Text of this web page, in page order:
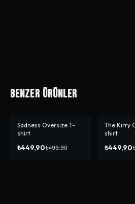
Benzer Ürünler
-%10
Sadness Oversize T-
shirt
₺449,90₺499,90
-%10
The Kirry
shirt
₺449,90